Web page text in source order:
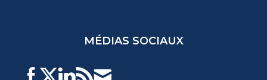
MÉDIAS SOCIAUX